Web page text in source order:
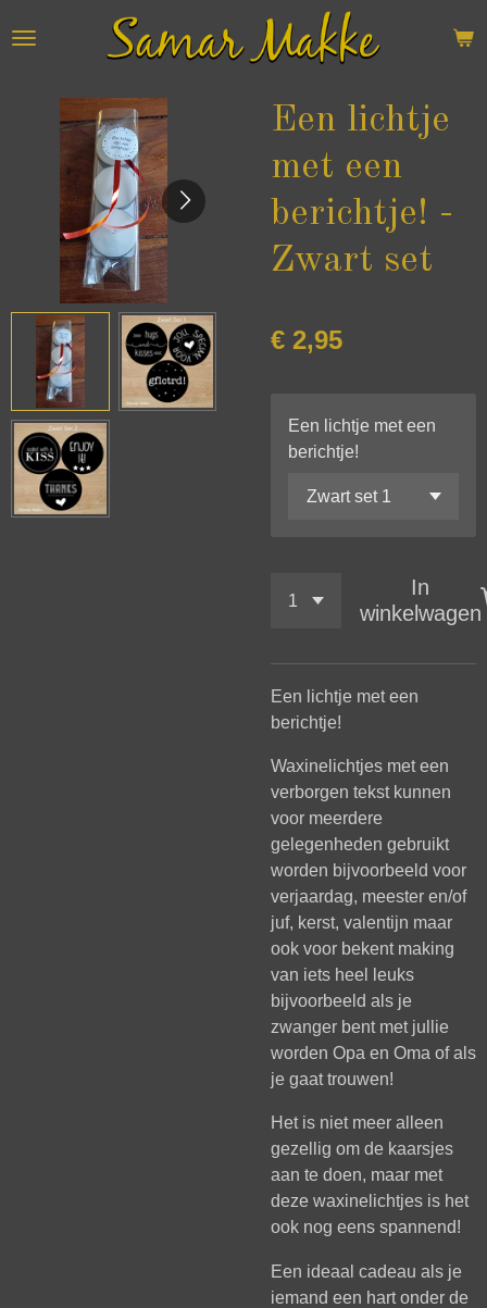
direct
hoofdinhoud
Een lichtje
met een
berichtje! -
Zwart set
€ 2,95
Een lichtje met een
berichtje!
In
winkelwagen
Een lichtje met een
berichtje!
Waxinelichtjes met een
verborgen tekst kunnen
voor meerdere
gelegenheden gebruikt
worden bijvoorbeeld voor
verjaardag, meester en/of
juf, kerst, valentijn maar
ook voor bekent making
van iets heel leuks
bijvoorbeeld als je
zwanger bent met jullie
worden Opa en Oma of als
je gaat trouwen!
Het is niet meer alleen
gezellig om de kaarsjes
aan te doen, maar met
deze waxinelichtjes is het
ook nog eens spannend!
Een ideaal cadeau als je
iemand een hart onder de